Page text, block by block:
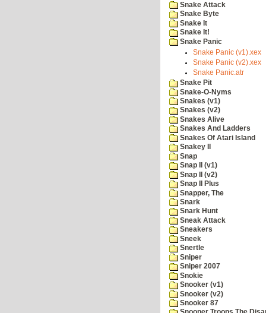
Snake Attack
Snake Byte
Snake It
Snake It!
Snake Panic
Snake Panic (v1).xex
Snake Panic (v2).xex
Snake Panic.atr
Snake Pit
Snake-O-Nyms
Snakes (v1)
Snakes (v2)
Snakes Alive
Snakes And Ladders
Snakes Of Atari Island
Snakey II
Snap
Snap II (v1)
Snap II (v2)
Snap II Plus
Snapper, The
Snark
Snark Hunt
Sneak Attack
Sneakers
Sneek
Snertle
Sniper
Sniper 2007
Snokie
Snooker (v1)
Snooker (v2)
Snooker 87